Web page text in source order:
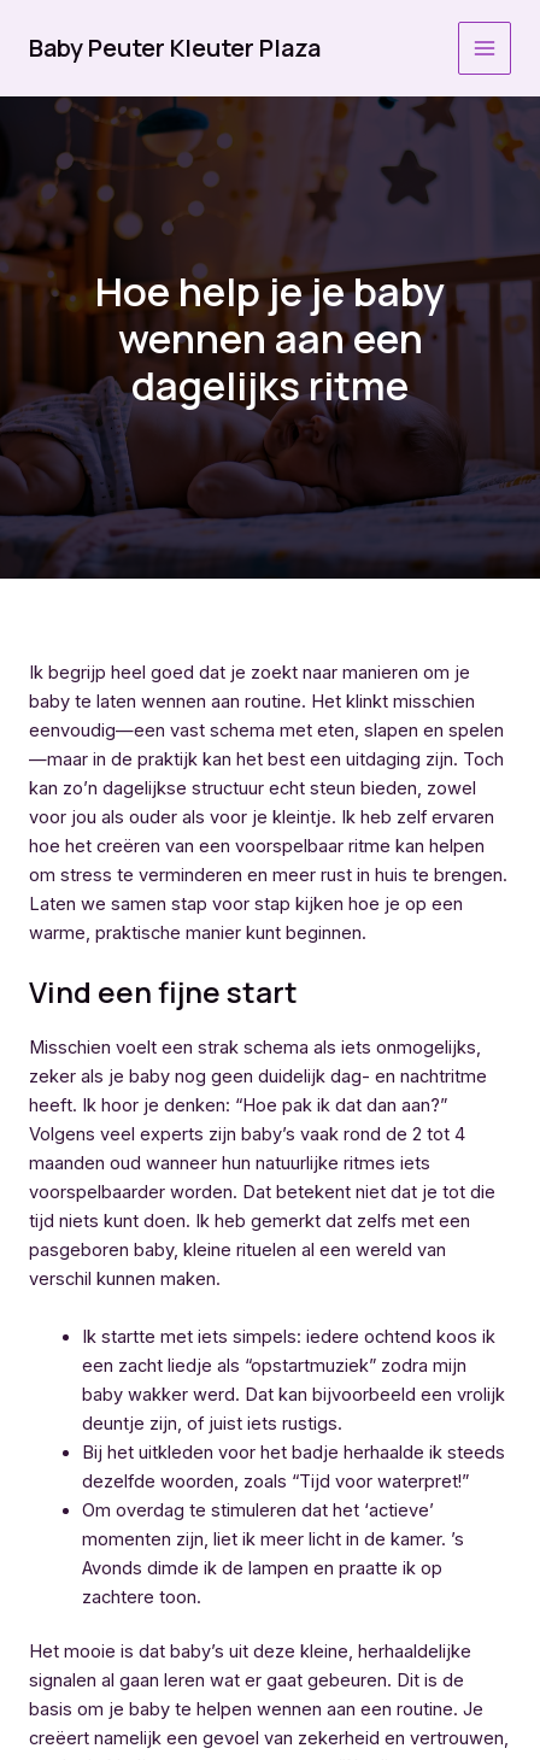
naar
inhoud
Baby Peuter Kleuter Plaza
Hoe help je je baby
wennen aan een
dagelijks ritme
Ik begrijp heel goed dat je zoekt naar manieren om je
baby te laten wennen aan routine. Het klinkt misschien
eenvoudig—een vast schema met eten, slapen en spelen
—maar in de praktijk kan het best een uitdaging zijn. Toch
kan zo’n dagelijkse structuur echt steun bieden, zowel
voor jou als ouder als voor je kleintje. Ik heb zelf ervaren
hoe het creëren van een voorspelbaar ritme kan helpen
om stress te verminderen en meer rust in huis te brengen.
Laten we samen stap voor stap kijken hoe je op een
warme, praktische manier kunt beginnen.
Vind een fijne start
Misschien voelt een strak schema als iets onmogelijks,
zeker als je baby nog geen duidelijk dag- en nachtritme
heeft. Ik hoor je denken: “Hoe pak ik dat dan aan?”
Volgens veel experts zijn baby’s vaak rond de 2 tot 4
maanden oud wanneer hun natuurlijke ritmes iets
voorspelbaarder worden. Dat betekent niet dat je tot die
tijd niets kunt doen. Ik heb gemerkt dat zelfs met een
pasgeboren baby, kleine rituelen al een wereld van
verschil kunnen maken.
Ik startte met iets simpels: iedere ochtend koos ik
een zacht liedje als “opstartmuziek” zodra mijn
baby wakker werd. Dat kan bijvoorbeeld een vrolijk
deuntje zijn, of juist iets rustigs.
Bij het uitkleden voor het badje herhaalde ik steeds
dezelfde woorden, zoals “Tijd voor waterpret!”
Om overdag te stimuleren dat het ‘actieve’
momenten zijn, liet ik meer licht in de kamer. ’s
Avonds dimde ik de lampen en praatte ik op
zachtere toon.
Het mooie is dat baby’s uit deze kleine, herhaaldelijke
signalen al gaan leren wat er gaat gebeuren. Dit is de
basis om je baby te helpen wennen aan een routine. Je
creëert namelijk een gevoel van zekerheid en vertrouwen,